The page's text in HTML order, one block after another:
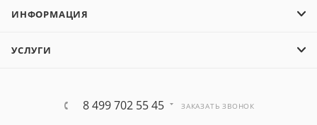
ИНФОРМАЦИЯ
УСЛУГИ
8 499 702 55 45 ЗАКАЗАТЬ ЗВОНОК